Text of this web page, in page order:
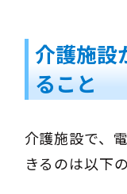
介護施設
ること
介護施設で、
きるのは以下